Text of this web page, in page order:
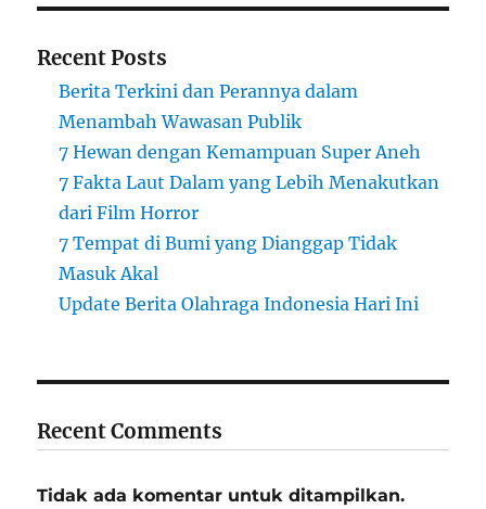
Recent Posts
Berita Terkini dan Perannya dalam
Menambah Wawasan Publik
7 Hewan dengan Kemampuan Super Aneh
7 Fakta Laut Dalam yang Lebih Menakutkan
dari Film Horror
7 Tempat di Bumi yang Dianggap Tidak
Masuk Akal
Update Berita Olahraga Indonesia Hari Ini
Recent Comments
Tidak ada komentar untuk ditampilkan.